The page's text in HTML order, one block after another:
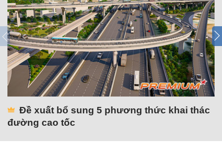
Đề xuất bổ sung 5 phương thức khai thác
đường cao tốc